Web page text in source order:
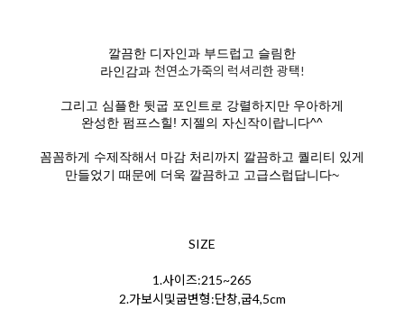
깔끔한 디자인과 부드럽고 슬림한
라인감과 천연소가죽의 럭셔리한 광택!
그리고 심플한 뒷굽 포인트로 강렬하지만 우아하게
완성한 펌프스힐! 지젤의 자신작이랍니다^^
꼼꼼하게 수제작해서 마감 처리까지 깔끔하고 퀄리티 있게
만들었기 때문에 더욱 깔끔하고 고급스럽답니다~
SIZE
1.사이즈:215~265
2.가보시및굽변형:단창,굽4,5cm